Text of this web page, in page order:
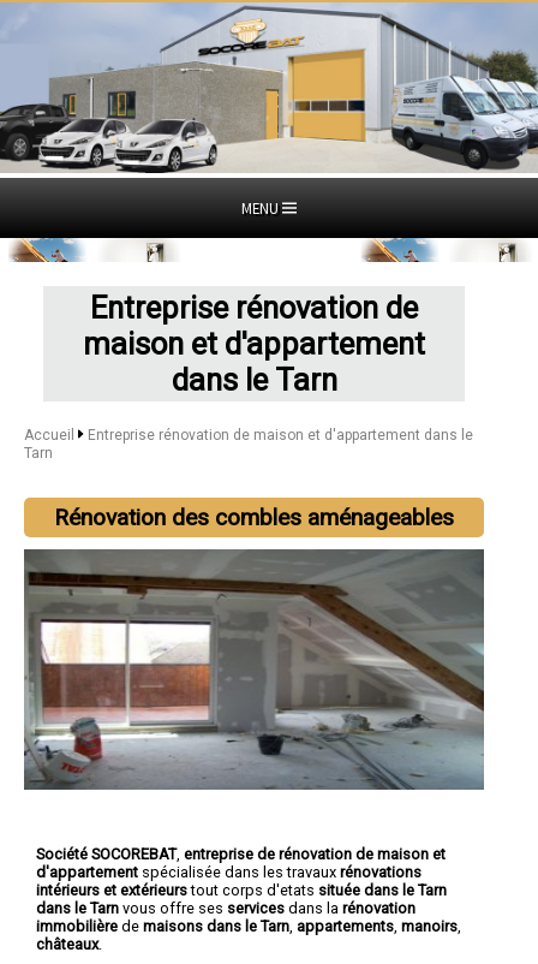
MENU
Entreprise rénovation de
maison et d'appartement
dans le Tarn
Accueil
Entreprise rénovation de maison et d'appartement dans le
Tarn
Rénovation des combles aménageables
Société SOCOREBAT, entreprise de rénovation de maison et
d'appartement spécialisée dans les travaux rénovations
intérieurs et extérieurstout corps d'etats située dans le Tarn
dans le Tarn vous offre ses services dans la rénovation
immobilière de maisons dans le Tarn appartements manoirs
châteaux.